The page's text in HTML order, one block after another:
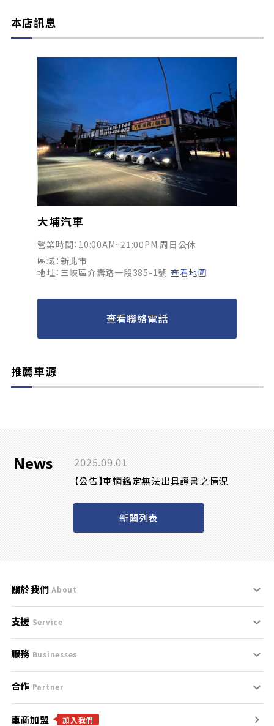
本店訊息
大埔汽車
營業時間：10:00AM~21:00PM 周日公休
區域：新北市
地址：三峽區介壽路一段385-1號 查看地圖
查看聯絡電話
推薦車源
News 2025.09.01
【公告】車輛鑑定無法出具證書之情況
新聞列表
關於我們 About
刊登規範
服務條款
免責聲明
隱私權政策
支援 Service
支援中心
聯絡我們
服務 Businesses
什麼是Goo鑑定？
找好車
合作 Partner
合作夥伴
車商加盟 加入我們